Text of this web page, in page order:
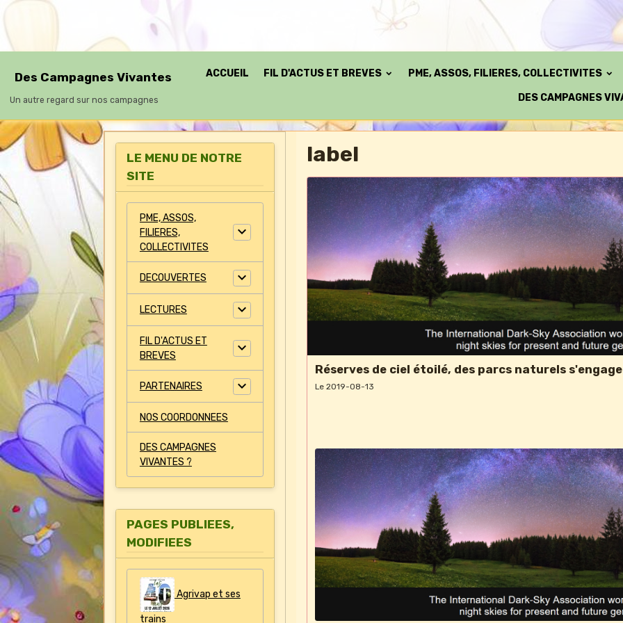
Des Campagnes Vivantes
Un autre regard sur nos campagnes
ACCUEIL FIL D'ACTUS ET BREVES PME, ASSOS, FILIERES, COLLECTIVITES
DES CAMPAGNES
label
Réserves de ciel étoilé, des parcs naturels
Le 2019-08-13
LE MENU DE NOTRE
SITE
PME, ASSOS,
FILIERES,
COLLECTIVITES
DECOUVERTES
LECTURES
FIL D'ACTUS ET
BREVES
PARTENAIRES
NOS COORDONNEES
DES CAMPAGNES
VIVANTES ?
PAGES PUBLIEES,
MODIFIEES
Agrivap et ses
trains